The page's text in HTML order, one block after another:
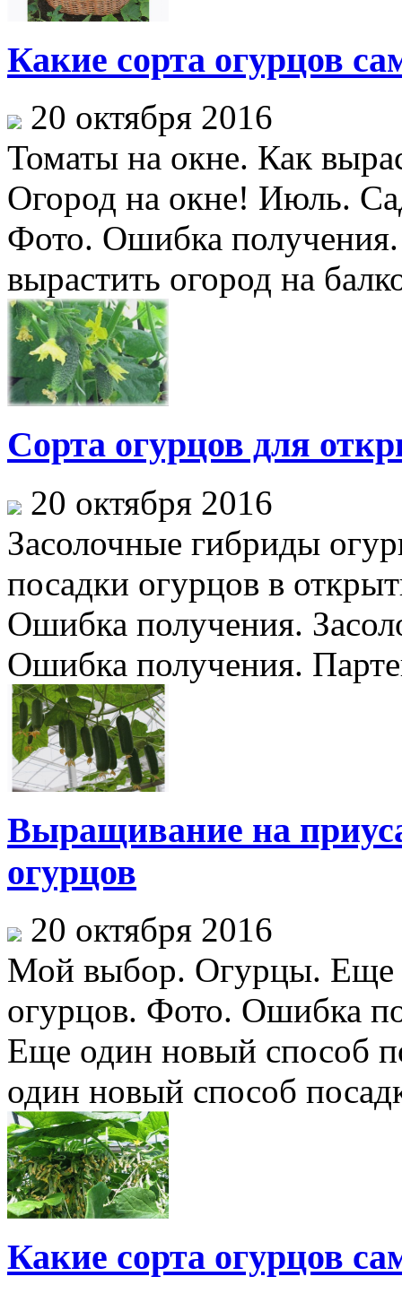
Какие сорта огурцов
20 октября 2016
Томаты на окне. Как
Огород на окне! Июль.
Фото. Ошибка
вырастить огород на
Сорта огурцов для
20 октября 2016
Засолочные гибриды
посадки огурцов в
Ошибка получения.
Ошибка получения.
Выращивание на
огурцов
20 октября 2016
Мой выбор. Огурцы. Еще
огурцов. Фото. Ошибка
Еще один новый способ
один новый способ
Какие сорта огурцов